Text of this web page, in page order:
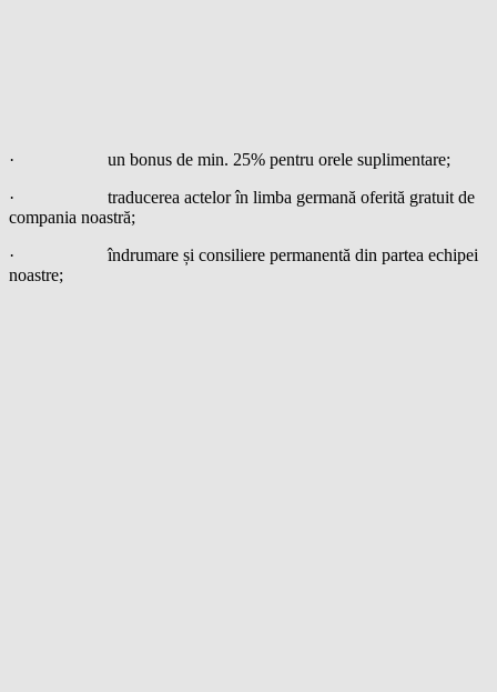
· un bonus de min. 25% pentru orele suplimentare;
· traducerea actelor în limba germană oferită gratuit de
compania noastră;
· îndrumare și consiliere permanentă din partea echipei
noastre;